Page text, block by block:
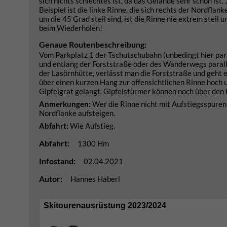
Beispiel ist die linke Rinne, die sich rechts der
um die 45 Grad steil sind, ist die Rinne nie extrem steil
beim Wiederholen!
Genaue Routenbeschreibung:
Vom Parkplatz 1 der Tschutschubahn (unbedingt hier
und entlang der Forststraße oder des Wanderwegs
der Lasörnhütte, verlässt man die Forststraße und
über einen kurzen Hang zur offensichtlichen Rinne
Gipfelgrat gelangt. Gipfelstürmer können noch über
Anmerkungen: Wer die Rinne nicht mit
Nordflanke aufsteigen.
Abfahrt: Wie Aufstieg.
Abfahrt: 1300 Hm
Infostand: 02.04.2021
Autor: Hannes Haberl
Skitourenausrüstung 2023/2024